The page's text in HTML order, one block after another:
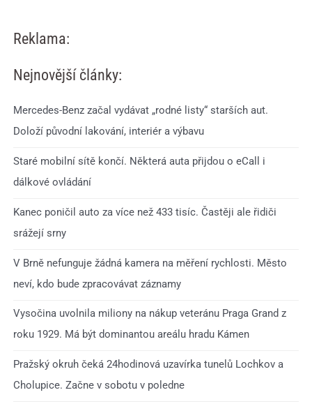
Reklama:
Nejnovější články:
Mercedes-Benz začal vydávat „rodné listy“ starších aut.
Doloží původní lakování, interiér a výbavu
Staré mobilní sítě končí. Některá auta přijdou o eCall i
dálkové ovládání
Kanec poničil auto za více než 433 tisíc. Častěji ale řidiči
srážejí srny
V Brně nefunguje žádná kamera na měření rychlosti. Město
neví, kdo bude zpracovávat záznamy
Vysočina uvolnila miliony na nákup veteránu Praga Grand z
roku 1929. Má být dominantou areálu hradu Kámen
Pražský okruh čeká 24hodinová uzavírka tunelů Lochkov a
Cholupice. Začne v sobotu v poledne